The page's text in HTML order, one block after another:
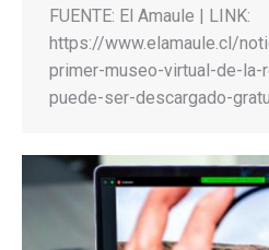
FUENTE: El Amaule | LINK:
https://www.elamaule.cl/
primer-museo-virtual-de-la-
puede-ser-descargado-gratu